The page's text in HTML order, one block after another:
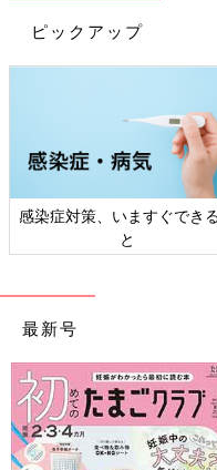
ます。先ほどなんとかな
ichi それがなかったんで
も、3つ子妊娠に対しての
というのも、基本自宅安静
驚くほど順調で。途中ヒヤ
とができました。一般的に
ことが多いそうなのです
るから入院させてください
よりも母のほうがいろいろ
大人数のスタッフに
6人体制と万全！
ピックアップ
感染症対策、いますぐでき
と
最新号